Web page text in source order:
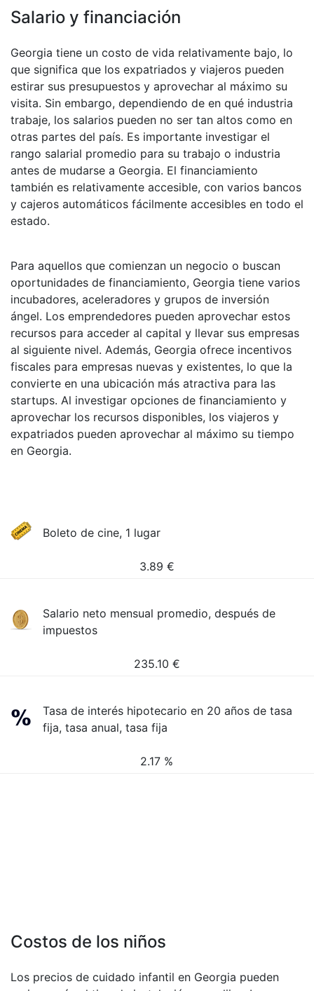
Salario y financiación
Georgia tiene un costo de vida relativamente bajo, lo
que significa que los expatriados y viajeros pueden
estirar sus presupuestos y aprovechar al máximo su
visita. Sin embargo, dependiendo de en qué industria
trabaje, los salarios pueden no ser tan altos como en
otras partes del país. Es importante investigar el
rango salarial promedio para su trabajo o industria
antes de mudarse a Georgia. El financiamiento
también es relativamente accesible, con varios bancos
y cajeros automáticos fácilmente accesibles en todo el
estado.
Para aquellos que comienzan un negocio o buscan
oportunidades de financiamiento, Georgia tiene varios
incubadores, aceleradores y grupos de inversión
ángel. Los emprendedores pueden aprovechar estos
recursos para acceder al capital y llevar sus empresas
al siguiente nivel. Además, Georgia ofrece incentivos
fiscales para empresas nuevas y existentes, lo que la
convierte en una ubicación más atractiva para las
startups. Al investigar opciones de financiamiento y
aprovechar los recursos disponibles, los viajeros y
expatriados pueden aprovechar al máximo su tiempo
en Georgia.
Boleto de cine, 1 lugar
3.89 €
Salario neto mensual promedio, después de
impuestos
235.10 €
Tasa de interés hipotecario en 20 años de tasa
fija, tasa anual, tasa fija
2.17 %
Costos de los niños
Los precios de cuidado infantil en Georgia pueden